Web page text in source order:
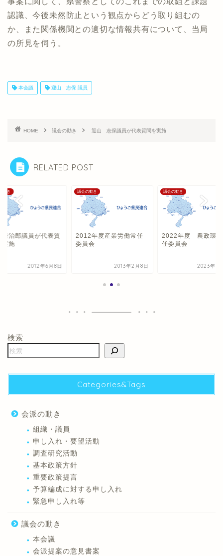
認識、今後未然防止という観点からどう取り組むの
か、また関係機関との適切な情報共有について、当局
の所見を伺う。
本会議 迎山 志保 議員
HOME 議会の動き 迎山 志保議員が代表質問を実施
RELATED POST
動き
謙治郎議員が代表質
実施
2012年6月8日
議会の動き
2012年度産業労働常任
委員会
2013年2月8日
議会の動き
2022年度 農政環
任委員会
2023年3
検索
Categories&Tags
会派の動き
組織・議員
申し入れ・要望活動
調査研究活動
基本政策方針
重要政策提言
予算編成に対する申し入れ
緊急申し入れ等
議会の動き
本会議
会派提案の意見書案